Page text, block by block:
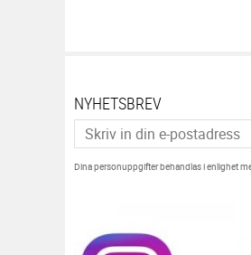
NYHETSBREV
Dina personuppgifter behandlas i enlighet